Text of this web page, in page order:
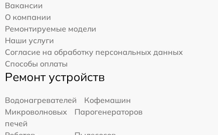
Вакансии
О компании
Ремонтируемые модели
Наши услуги
Согласие на обработку персональных данных
Способы оплаты
Ремонт устройств
Водонагревателей
Кофемашин
Микроволновых
печей
Парогенераторов